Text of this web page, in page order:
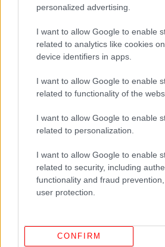
personalized advertising.
I want to allow Google to enable
related to analytics like cookies
device identifiers in apps.
I want to allow Google to enable
related to functionality of the
I want to allow Google to enable
related to personalization.
I want to allow Google to enable
related to security, including
functionality and fraud
user protection.
CONFIRM
ΠΕΡΙΣΣΟΤΕΡΑ ΒΙΝΤΕΟ
Ακολουθήστε το